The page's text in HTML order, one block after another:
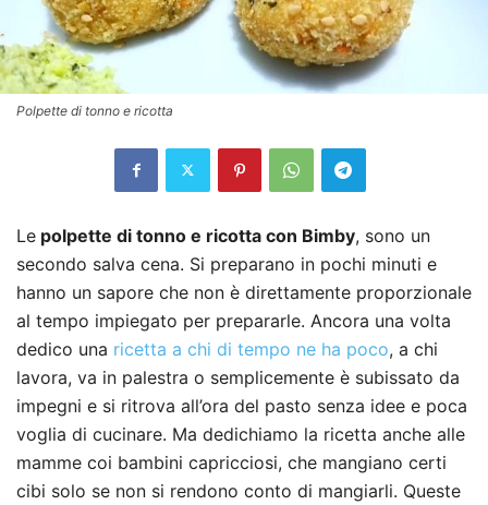
Polpette di tonno e ricotta
Le polpette di tonno e ricotta con Bimby, sono un
secondo salva cena. Si preparano in pochi minuti e
hanno un sapore che non è direttamente proporzionale
al tempo impiegato per prepararle. Ancora una volta
dedico una ricetta a chi di tempo ne ha poco, a chi
lavora, va in palestra o semplicemente è subissato da
impegni e si ritrova all’ora del pasto senza idee e poca
voglia di cucinare. Ma dedichiamo la ricetta anche alle
mamme coi bambini capricciosi, che mangiano certi
cibi solo se non si rendono conto di mangiarli. Queste